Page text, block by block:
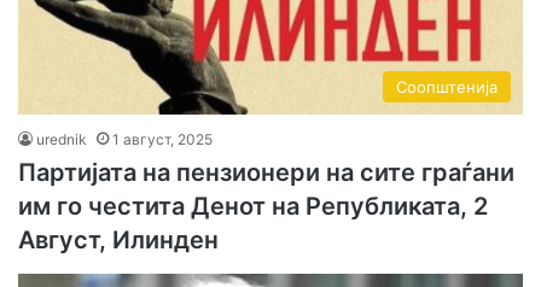
Соопштенија
urednik 1 август, 2025
Партијата на пензионери на сите граѓани
им го честита Денот на Републиката, 2
Август, Илинден